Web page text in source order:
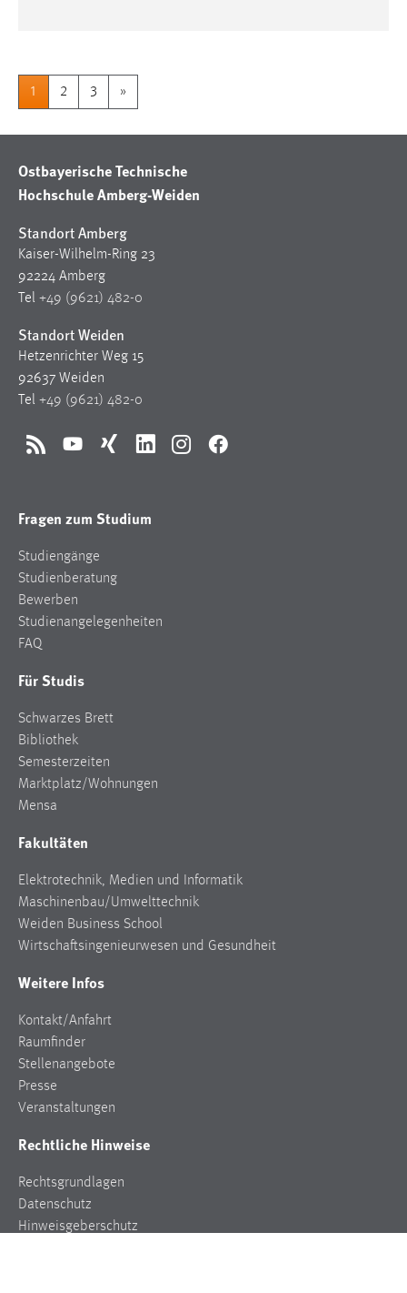
1 2 3 »
Ostbayerische Technische
Hochschule Amberg-Weiden
Standort Amberg
Kaiser-Wilhelm-Ring 23
92224 Amberg
Tel +49 (9621) 482-0
Standort Weiden
Hetzenrichter Weg 15
92637 Weiden
Tel +49 (9621) 482-0
RSS YouTubeXing LinkedInInstagramFacebook
Fragen zum Studium
Studiengänge
Studienberatung
Bewerben
Studienangelegenheiten
FAQ
Für Studis
Schwarzes Brett
Bibliothek
Semesterzeiten
Marktplatz/Wohnungen
Mensa
Fakultäten
Elektrotechnik, Medien und Informatik
Maschinenbau/Umwelttechnik
Weiden Business School
Wirtschaftsingenieurwesen und Gesundheit
Weitere Infos
Kontakt/Anfahrt
Raumfinder
Stellenangebote
Presse
Veranstaltungen
Rechtliche Hinweise
Rechtsgrundlagen
Datenschutz
Hinweisgeberschutz